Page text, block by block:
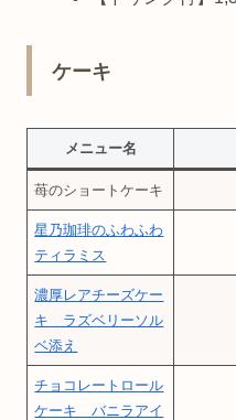
ケーキ
メニュー名
苺のショートケーキ
星乃珈琲のふわふわ
ティラミス
濃厚レアチーズケー
キ ラズベリーソル
ベ添え
チョコレートロール
ケーキ バニラアイ